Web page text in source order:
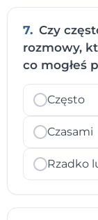
7. Czy
rozmowy,
co mogłeś
Często
Czasami
Rzadko